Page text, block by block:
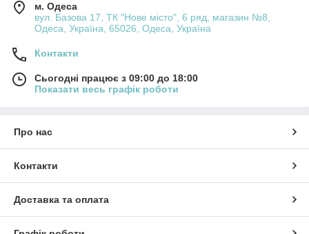
м. Одеса
вул. Базова 17, ТК "Нове місто", 6 ряд, магазин №8,
Одеса, Україна, 65026, Одеса, Україна
Контакти
Сьогодні працює з 09:00 до 18:00
Показати весь графік роботи
Про нас
Контакти
Доставка та оплата